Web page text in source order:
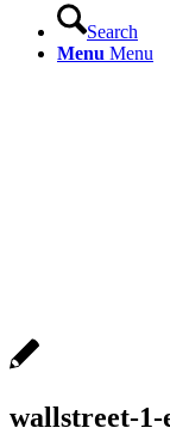
Search
Menu Menu
wallstreet-1-